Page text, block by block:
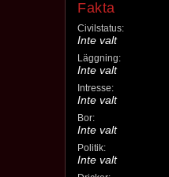
Fakta
Civilstatus:
Inte valt
Läggning:
Inte valt
Intresse:
Inte valt
Bor:
Inte valt
Politik:
Inte valt